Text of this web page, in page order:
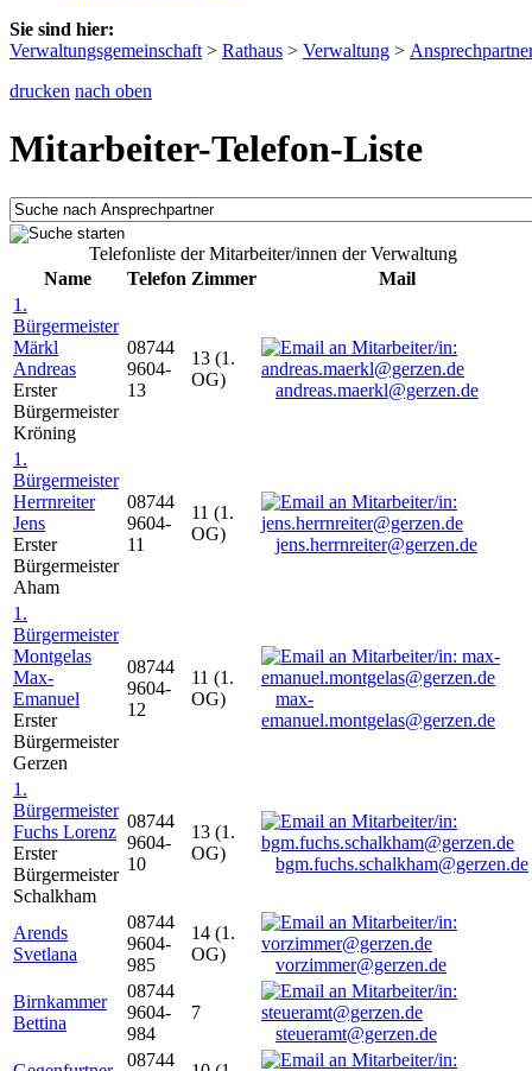
Sie sind hier:
Verwaltungsgemeinschaft > Rathaus > Verwaltung >
drucken nach oben
Mitarbeiter-Telefon-Liste
Telefonliste der Mitarbeiter/innen der Verwaltung
Name
Telefon Zimmer
Mail
1.
Bürgermeister
Märkl
Andreas
Erster
Bürgermeister
Kröning
08744
9604-
13
13 (1.
OG)
andreas.maerkl@gerzen.de
1.
Bürgermeister
Herrnreiter
Jens
Erster
Bürgermeister
Aham
08744
9604-
11
11 (1.
OG)
jens.herrnreiter@gerzen.de
1.
Bürgermeister
Montgelas
Max-
Emanuel
Erster
Bürgermeister
Gerzen
08744
9604-
12
11 (1.
OG)
max-
emanuel.montgelas@gerzen.de
1.
Bürgermeister
Fuchs Lorenz
Erster
Bürgermeister
Schalkham
08744
9604-
10
13 (1.
OG)
bgm.fuchs.schalkham@gerzen.de
Arends
Svetlana
08744
9604-
985
14 (1.
OG)
vorzimmer@gerzen.de
Birnkammer
Bettina
08744
9604-
984
7
steueramt@gerzen.de
08744